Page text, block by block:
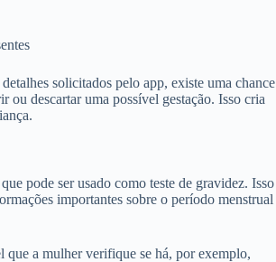
solicitados pelo app, existe uma chance
ou descartar uma possível gestação. Isso cria
pode ser usado como teste de gravidez. Isso
importantes sobre o período menstrual
que a mulher verifique se há, por exemplo,